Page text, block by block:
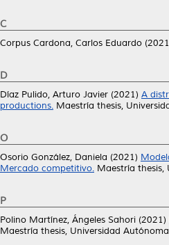
C
Corpus Cardona, Carlos Eduardo
D
Díaz Pulido, Arturo Javier (2021) A
productions. Maestría thesis,
O
Osorio González, Daniela (2021)
Mercado competitivo. Maestría thesis,
P
Polino Martínez, Ángeles Sahori (2021)
Maestría thesis, Universidad